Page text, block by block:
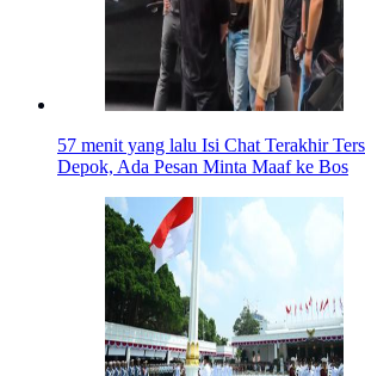
57 menit yang lalu Isi Chat Terakhir
Depok, Ada Pesan Minta Maaf ke Bos